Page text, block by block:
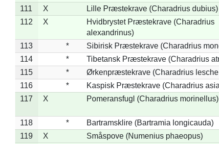
111
X
Lille Præstekrave (Charadrius dubius)
112
X
Hvidbrystet Præstekrave (Charadrius
alexandrinus)
113
*
Sibirisk Præstekrave (Charadrius
114
*
Tibetansk Præstekrave (Charadrius
115
*
Ørkenpræstekrave (Charadrius
116
*
Kaspisk Præstekrave (Charadrius
117
X Pomeransfugl (Charadrius morinellus)
118 *
Bartramsklire (Bartramia longicauda)
119
X
Småspove (Numenius phaeopus)